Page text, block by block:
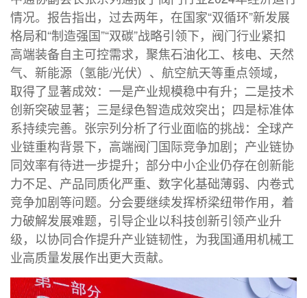
情况。报告指出，过去两年，在国家“双循环”新发展
格局和“制造强国”“双碳”战略引领下，阀门行业紧扣
高端装备自主可控需求，聚焦石油化工、核电、天然
气、新能源（氢能/光伏）、航空航天等重点领域，
取得了显著成效：一是产业规模稳中有升；二是技术
创新突破显著；三是绿色智造成效突出；四是标准体
系持续完善。张宗列分析了行业面临的挑战：全球产
业链重构背景下，高端阀门国际竞争加剧；产业链协
同效率有待进一步提升；部分中小企业仍存在创新能
力不足、产品同质化严重、数字化基础薄弱、内卷式
竞争加剧等问题。分会要继续发挥桥梁纽带作用，着
力破解发展难题，引导企业以科技创新引领产业升
级，以协同合作提升产业链韧性，为我国通用机械工
业高质量发展作出更大贡献。